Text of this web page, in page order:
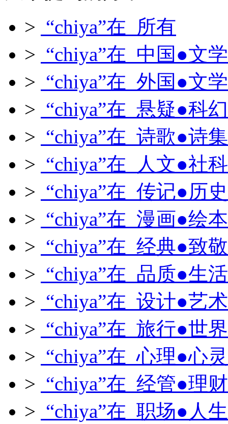
> “chiya”在 所有
> “chiya”在 中国●文学
> “chiya”在 外国●文学
> “chiya”在 悬疑●科幻
> “chiya”在 诗歌●诗集
> “chiya”在 人文●社科
> “chiya”在 传记●历史
> “chiya”在 漫画●绘本
> “chiya”在 经典●致敬
> “chiya”在 品质●生活
> “chiya”在 设计●艺术
> “chiya”在 旅行●世界
> “chiya”在 心理●心灵
> “chiya”在 经管●理财
> “chiya”在 职场●人生